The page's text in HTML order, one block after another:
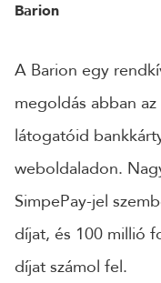
Barion
A Barion egy
megoldás abban
látogatóid
weboldaladon.
SimpePay-jel
díjat, és 100 millió
díjat számol fel.